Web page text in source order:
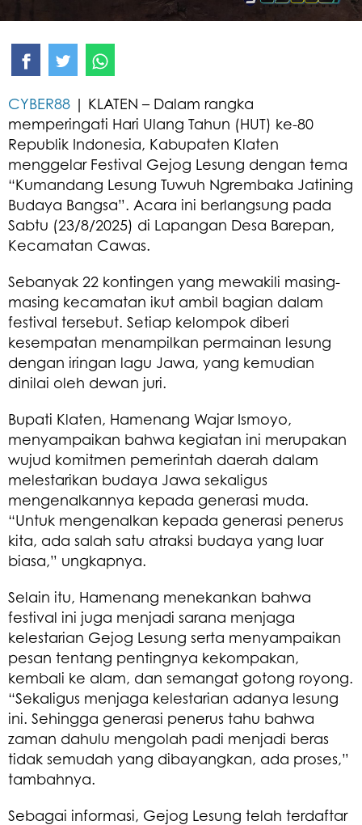
CYBER88 | KLATEN – Dalam rangka
memperingati Hari Ulang Tahun (HUT) ke-80
Republik Indonesia, Kabupaten Klaten
menggelar Festival Gejog Lesung dengan tema
“Kumandang Lesung Tuwuh Ngrembaka Jatining
Budaya Bangsa”. Acara ini berlangsung pada
Sabtu (23/8/2025) di Lapangan Desa Barepan,
Kecamatan Cawas.
Sebanyak 22 kontingen yang mewakili masing-
masing kecamatan ikut ambil bagian dalam
festival tersebut. Setiap kelompok diberi
kesempatan menampilkan permainan lesung
dengan iringan lagu Jawa, yang kemudian
dinilai oleh dewan juri.
Bupati Klaten, Hamenang Wajar Ismoyo,
menyampaikan bahwa kegiatan ini merupakan
wujud komitmen pemerintah daerah dalam
melestarikan budaya Jawa sekaligus
mengenalkannya kepada generasi muda.
“Untuk mengenalkan kepada generasi penerus
kita, ada salah satu atraksi budaya yang luar
biasa,” ungkapnya.
Selain itu, Hamenang menekankan bahwa
festival ini juga menjadi sarana menjaga
kelestarian Gejog Lesung serta menyampaikan
pesan tentang pentingnya kekompakan,
kembali ke alam, dan semangat gotong royong.
“Sekaligus menjaga kelestarian adanya lesung
ini. Sehingga generasi penerus tahu bahwa
zaman dahulu mengolah padi menjadi beras
tidak semudah yang dibayangkan, ada proses,”
tambahnya.
Sebagai informasi, Gejog Lesung telah terdaftar